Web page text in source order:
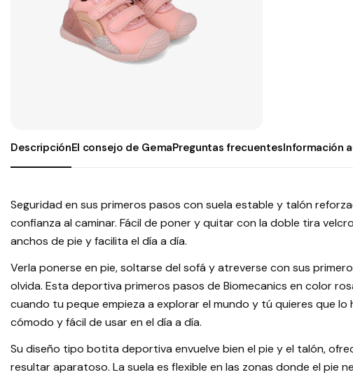
DescripciónEl consejo de GemaPreguntas frecuentesInformación
Seguridad en sus primeros pasos con suela estable y talón
confianza al caminar. Fácil de poner y quitar con la doble tira
anchos de pie y facilita el día a día.
Verla ponerse en pie, soltarse del sofá y atreverse con sus
olvida. Esta deportiva primeros pasos de Biomecanics en color
cuando tu peque empieza a explorar el mundo y tú quieres que lo
cómodo y fácil de usar en el día a día.
Su diseño tipo botita deportiva envuelve bien el pie y el talón,
resultar aparatoso. La suela es flexible en las zonas donde el pie